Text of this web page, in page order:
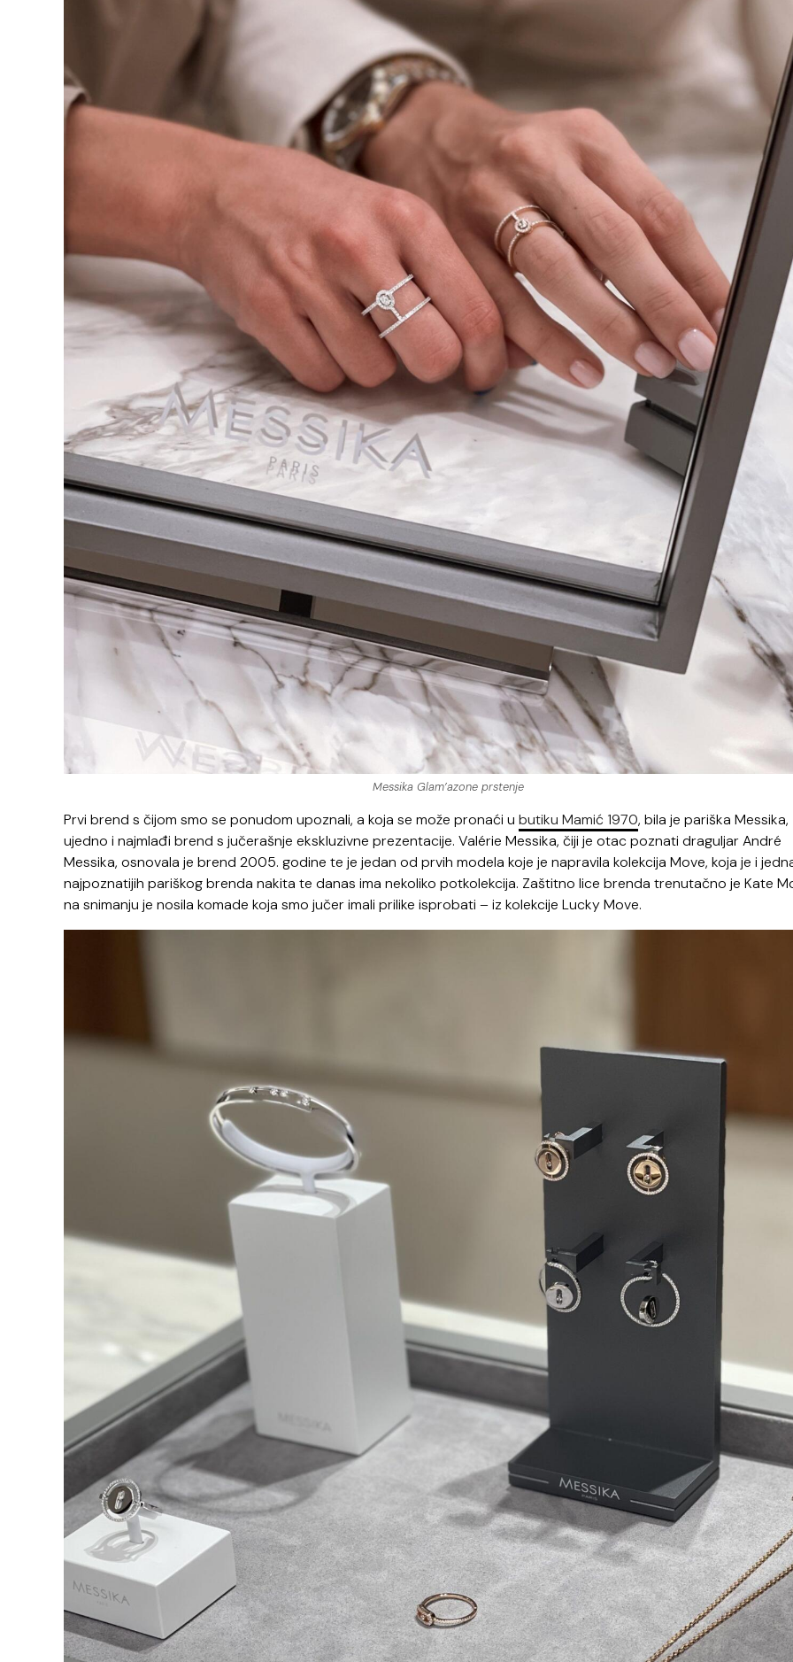
Messika Glam’azone prstenje
Prvi brend s čijom smo se ponudom upoznali, a koja se može pronaći u butiku Mamić 1970, bila je pariška Messika,
ujedno i najmlađi brend s jučerašnje ekskluzivne prezentacije. Valérie Messika, čiji je otac poznati draguljar André
Messika, osnovala je brend 2005. godine te je jedan od prvih modela koje je napravila kolekcija Move, koja je i
najpoznatijih pariškog brenda nakita te danas ima nekoliko potkolekcija. Zaštitno lice brenda trenutačno je Kate
na snimanju je nosila komade koja smo jučer imali prilike isprobati – iz kolekcije Lucky Move.